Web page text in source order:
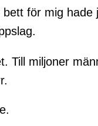
för mig hade
Till miljoner